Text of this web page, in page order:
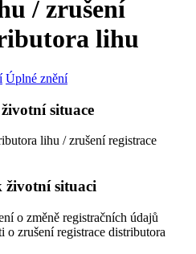
/ zrušení
lihu
Úplné znění
situace
lihu / zrušení registrace
situaci
o změně registračních údajů
zrušení registrace distributora